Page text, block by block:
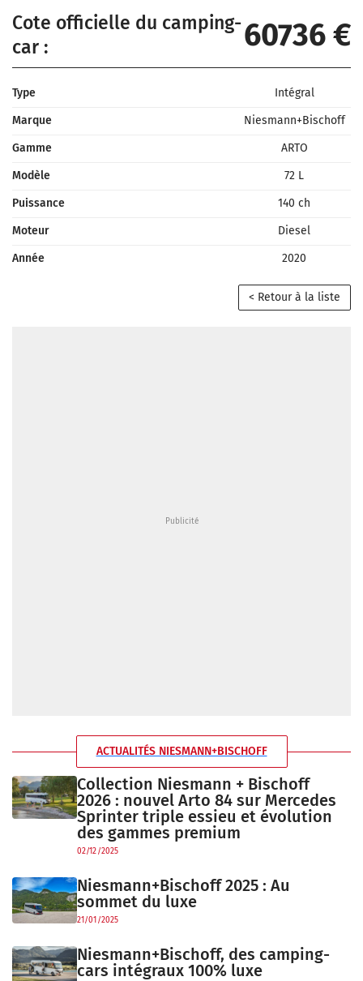
Cote officielle du camping-
car :
60736 €
Type
Intégral
Marque
Niesmann+Bischoff
Gamme
ARTO
Modèle
72 L
Puissance
140 ch
Moteur
Diesel
Année
2020
< Retour à la liste
ACTUALITÉS NIESMANN+BISCHOFF
Collection Niesmann + Bischoff
2026 : nouvel Arto 84 sur Mercedes
Sprinter triple essieu et évolution
des gammes premium
02/12/2025
Niesmann+Bischoff 2025 : Au
sommet du luxe
21/01/2025
Niesmann+Bischoff, des camping-
cars intégraux 100% luxe